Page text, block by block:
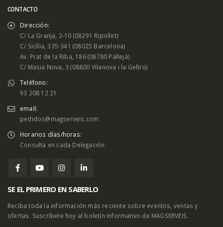
CONTACTO
Dirección:
C/ La Granja, 2-10 (08291 Ripollet)
C/ Sicília, 335-341 (08025 Barcelona)
Av. Prat de la Riba, 186 (08780 Pallejà)
C/ Masia Nova, 3 (08800 Vilanova i la Geltrú)
Teléfono:
93 208 12 21
email:
pedidos@magserveis.com
Horarios días/horas:
Consulta en cada Delegación
SE EL PRIMERO EN SABERLO
Reciba toda la información más reciente sobre eventos, ventas y
ofertas. Suscríbete hoy al boletín informativo de MAGSERVEIS.